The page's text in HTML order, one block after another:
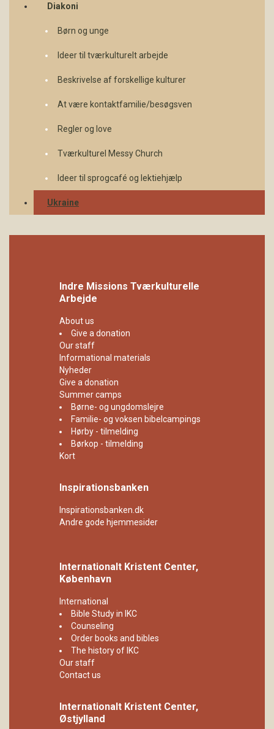
Diakoni
Børn og unge
Ideer til tværkulturelt arbejde
Beskrivelse af forskellige kulturer
At være kontaktfamilie/besøgsven
Regler og love
Tværkulturel Messy Church
Ideer til sprogcafé og lektiehjælp
Ukraine
Indre Missions Tværkulturelle
Arbejde
About us
Give a donation
Our staff
Informational materials
Nyheder
Give a donation
Summer camps
Børne- og ungdomslejre
Familie- og voksen bibelcampings
Hørby - tilmelding
Børkop - tilmelding
Kort
Inspirationsbanken
Inspirationsbanken.dk
Andre gode hjemmesider
Internationalt Kristent Center,
København
International
Bible Study in IKC
Counseling
Order books and bibles
The history of IKC
Our staff
Contact us
Internationalt Kristent Center,
Østjylland